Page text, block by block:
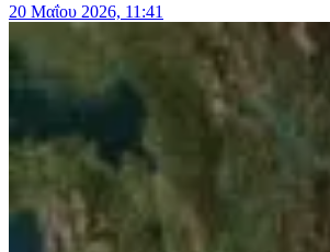
20 Μαΐου 2026, 11:41